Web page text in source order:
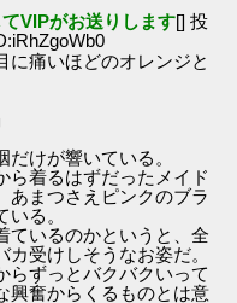
VIPがお送りします[] 投
痛いほどのオレンジと
けが響いている。
着るはずだったメイド
あまつさえピンクのブラ
る。
いるのかというと、全
受けしそうなお姿だ。
ずっとバクバクいって
興奮からくるものとは意